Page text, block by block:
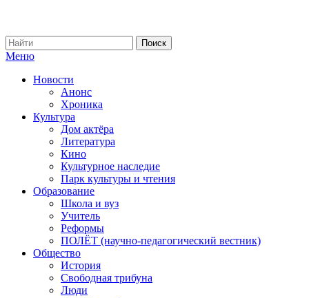
Меню
Новости
Анонс
Хроника
Культура
Дом актёра
Литература
Кино
Культурное наследие
Парк культуры и чтения
Образование
Школа и вуз
Учитель
Реформы
ПОЛЁТ (научно-педагогический вестник)
Общество
История
Свободная трибуна
Люди